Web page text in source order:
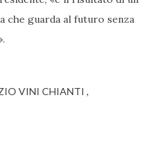
che guarda al futuro senza
VINI CHIANTI